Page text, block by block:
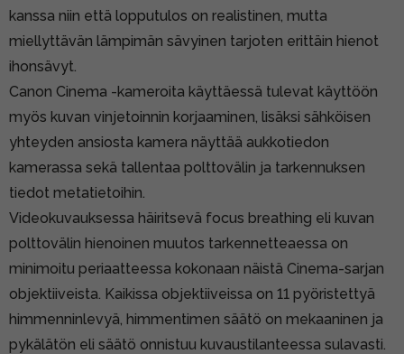
kanssa niin että lopputulos on realistinen, mutta
miellyttävän lämpimän sävyinen tarjoten erittäin hienot
ihonsävyt.
Canon Cinema -kameroita käyttäessä tulevat käyttöön
myös kuvan vinjetoinnin korjaaminen, lisäksi sähköisen
yhteyden ansiosta kamera näyttää aukkotiedon
kamerassa sekä tallentaa polttovälin ja tarkennuksen
tiedot metatietoihin.
Videokuvauksessa häiritsevä focus breathing eli kuvan
polttovälin hienoinen muutos tarkennetteaessa on
minimoitu periaatteessa kokonaan näistä Cinema-sarjan
objektiiveista. Kaikissa objektiiveissa on 11 pyöristettyä
himmenninlevyä, himmentimen säätö on mekaaninen ja
pykälätön eli säätö onnistuu kuvaustilanteessa sulavasti.